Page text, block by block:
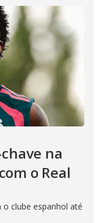
na
o Real
clube espanhol até